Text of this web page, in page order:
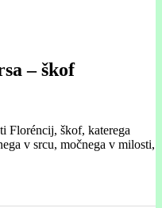
– škof
Floréncij, škof, katerega
v srcu, močnega v milosti,